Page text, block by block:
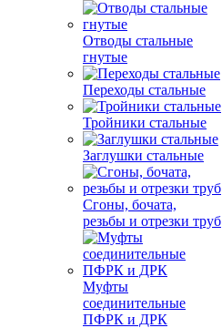
Отводы стальные
гнутые
Переходы стальные
Тройники стальные
Заглушки стальные
Сгоны, бочата,
резьбы и отрезки труб
Муфты
соединительные
ПФРК и ДРК